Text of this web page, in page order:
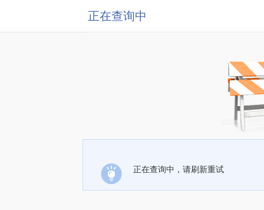
正在查询中
正在查询中，请刷新重试